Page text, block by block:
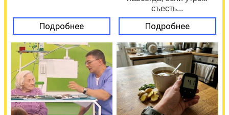
Подробнее
съесть...
Подробнее